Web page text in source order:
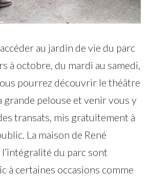
au jardin de vie du parc
à octobre, du mardi au samedi,
pourrez découvrir le théâtre
grande pelouse et venir vous y
transats, mis gratuitement à
La maison de René
du parc sont
à certaines occasions comme